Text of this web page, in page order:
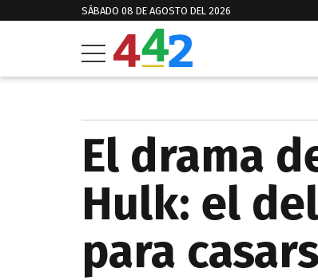
SÁBADO 08 DE AGOSTO DEL 2026
El drama
Hulk: el
para